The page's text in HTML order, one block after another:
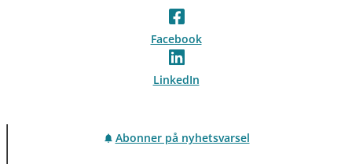
Facebook
LinkedIn
Abonner på nyhetsvarsel